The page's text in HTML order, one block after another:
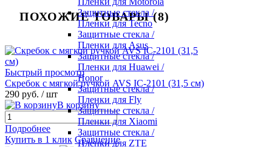
Защитные стекла /
Пленки для Tecno
Защитные стекла /
Пленки для Asus
Защитные стекла /
Пленки для Huawei /
Honor
Защитные стекла /
Пленки для Fly
Защитные стекла /
Пленки для Xiaomi
Защитные стекла /
Пленки для ZTE
ПОХОЖИЕ ТОВАРЫ (8)
Быстрый просмотр
Скребок с мягкой ручкой AVS IC-2101 (31,5 см)
290 руб. / шт
В корзину
Подробнее
Купить в 1 клик Сравнение